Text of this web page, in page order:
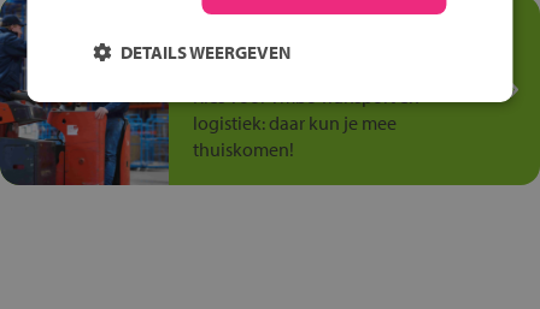
Transport en Logistiek
Kies voor vmbo Transport en
logistiek: daar kun je mee
thuiskomen!
DETAILS WEERGEVEN